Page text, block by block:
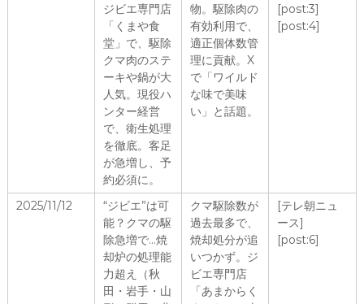
ジビエ専門店
「くまや食
堂」で、駆除
クマ肉のステ
ーキや鍋が大
人気。現役ハ
ンター経営
で、衛生処理
を徹底。客足
が急増し、予
約必須に。
物。駆除肉の
有効利用で、
適正個体数管
理に貢献。X
で「ワイルド
な味で美味
い」と話題。
[post:3]
[post:4]
2025/11/12
“ジビエ”は可
能？クマの駆
除急増で…焼
却炉の処理能
力超え（秋
田・岩手・山
クマ駆除数が
過去最多で、
焼却処分が追
いつかず。ジ
ビエ専門店
「あまからく
[テレ朝ニュ
ース]
[post:6]